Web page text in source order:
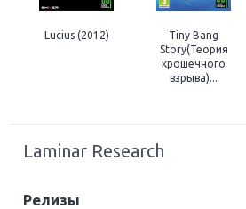
Lucius (2012)
Tiny Bang
Story(Теория
крошечного
взрыва)...
Laminar Research
Релизы